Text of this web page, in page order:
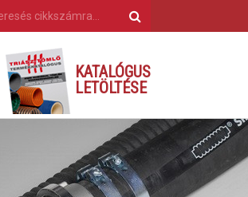
KATALÓGUS
LETÖLTÉSE